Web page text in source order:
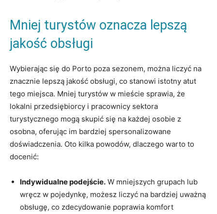
Mniej turystów ​oznacza lepszą
jakość obsługi
Wybierając się do Porto poza⁤ sezonem, można liczyć na
znacznie⁢ lepszą jakość obsługi, co stanowi‍ istotny⁣ atut
tego miejsca. Mniej turystów ⁢w‌ mieście sprawia, że​
lokalni przedsiębiorcy i pracownicy ‌sektora
turystycznego mogą skupić się na każdej osobie z
osobna, oferując im bardziej spersonalizowane
doświadczenia. ⁢Oto kilka powodów, dlaczego​ warto‌ to
docenić:
Indywidualne podejście. W mniejszych grupach⁤ lub
wręcz w‍ pojedynkę,⁣ możesz liczyć na bardziej uważną
obsługę, co zdecydowanie poprawia komfort